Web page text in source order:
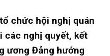
chức hội nghị quán
các nghị quyết, kết
ương Đảng hướng